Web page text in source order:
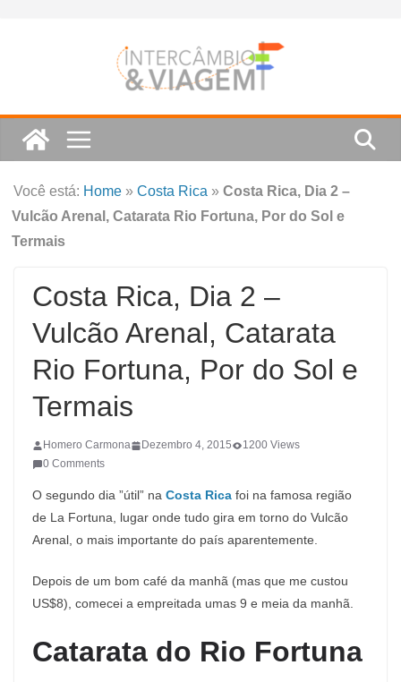
Você está: Home »Costa Rica »Costa Rica, Dia 2 –
Vulcão Arenal, Catarata Rio Fortuna, Por do Sol e
Termais
Costa Rica, Dia 2 –
Vulcão Arenal, Catarata
Rio Fortuna, Por do Sol e
Termais
Homero Carmona Dezembro 4, 2015
1200 Views
0 Comments
O segundo dia ”útil” na Costa Rica foi na famosa região
de La Fortuna, lugar onde tudo gira em torno do Vulcão
Arenal, o mais importante do país aparentemente.
Depois de um bom café da manhã (mas que me custou
US$8), comecei a empreitada umas 9 e meia da manhã.
Catarata do Rio Fortuna